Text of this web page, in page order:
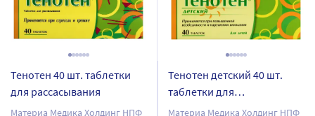
Тенотен 40 шт. таблетки
для рассасывания
Материа Медика Холдинг НПФ
Тенотен детский 40 шт.
таблетки для
рассасывания
Материа Медика Холдинг НПФ